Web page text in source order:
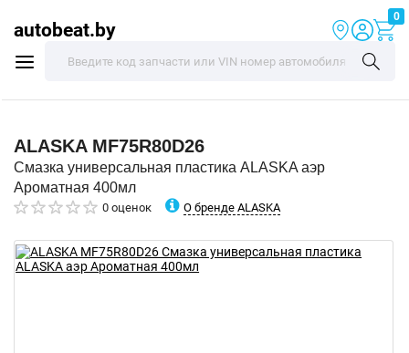
autobeat.by
0
ALASKA MF75R80D26
Смазка универсальная пластика ALASKA аэр
Ароматная 400мл
0 оценок О бренде ALASKA